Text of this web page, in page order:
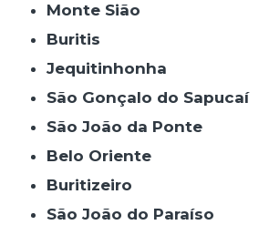
Monte Sião
Buritis
Jequitinhonha
São Gonçalo do Sapucaí
São João da Ponte
Belo Oriente
Buritizeiro
São João do Paraíso